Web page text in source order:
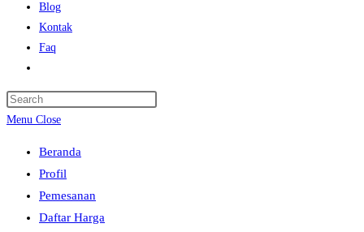
Blog
Kontak
Faq
search
Menu Close
Beranda
Profil
Pemesanan
Daftar Harga